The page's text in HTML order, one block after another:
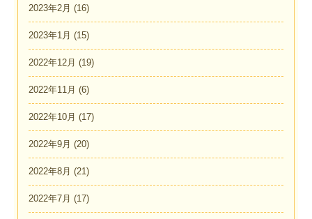
2023年2月 (16)
2023年1月 (15)
2022年12月 (19)
2022年11月 (6)
2022年10月 (17)
2022年9月 (20)
2022年8月 (21)
2022年7月 (17)